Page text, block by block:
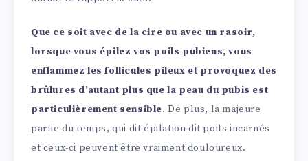
Que ce soit avec de la cire ou avec un rasoir,
lorsque vous épilez vos poils pubiens, vous
enflammez les follicules pileux et provoquez des
brûlures d’autant plus que la peau du pubis est
particulièrement sensible. De plus, la majeure
partie du temps, qui dit épilation dit poils incarnés
et ceux-ci peuvent être vraiment douloureux.